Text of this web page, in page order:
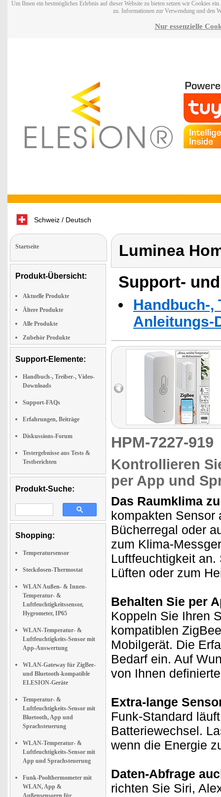
Um Ihnen ein bestmögliches Erlebnis auf dieser Website zu bieten setzen wir Cookies
zu. Informationen zur Verwendung und den
Nur essenzielle
Schweiz / Deutsch
Startseite
Produkt-Übersicht:
Aktuelle Produkte
Ältere Produkte
Alle Produkte
Zubehör Produkte
Support-Elemente:
Handbuch-, Treiber-, Video-
Downloads
Support-FAQs
Erfahrungen, Beiträge
Diskussions-Forum
Testergebnisse aus Tests &
Testberichten
Produkt-Suche:
Shopping:
Temperatursensor
Steckdosen-Thermostat
WLAN Außen- & Innen-
Temperatur- &
Luftfeuchtigkeitssensor,
Hygrometer, IP65
WLAN-Temperatur- &
Luftfeuchtigkeits-Sensor mit
App-Auswertung
WLAN-Gateway für ZigBee-
und Bluetooth-kompatible
ELESION-Geräte
Temperatur- &
Luftfeuchtigkeits-Sensor mit
Bluetooth, App und
Sprachsteuerung
WLAN-Temperatur- &
Luftfeuchtigkeits-Sensor mit
App und Sprachsteuerung
Funk-Poolthermometer mit
WLAN, App &
Außensensoren für
Luminea
Support-
Handbuch-,
Anleitungs-
HPM-7227-
Kontrollieren
per App und
Das Raumklima
kompakten Sensor
Bücherregal oder
zum Klima-
Luftfeuchtigkeit
Lüften oder zum
Behalten Sie per
Koppeln Sie Ihren
kompatiblen
Mobilgerät. Die
Bedarf ein. Auf
von Ihnen
Extra-lange
Funk-Standard
Batteriewechsel.
wenn die Energie
Daten-Abfrage
richten Sie Siri,